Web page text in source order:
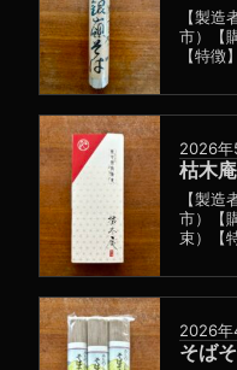
【製
市）【
【特徴
2026年
枯木
【製
市）【
束）【
2026年
そば